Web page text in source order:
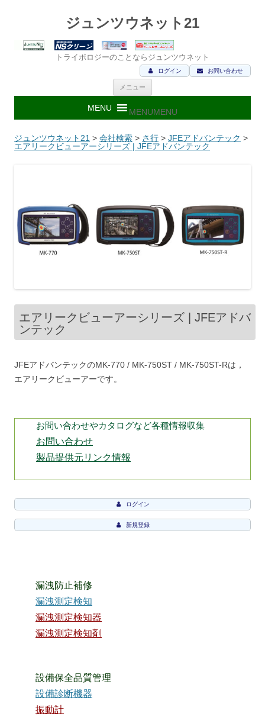
ジュンツウネット21
トライボロジーのことならジュンツウネット
お問い合わせ
ログイン
メニュー
ン
ツ
ス
キ
ッ
MENUMENU
ジュンツウネット21 > 会社検索 > さ行 > JFEアドバンテック >
エアリークビューアーシリーズ | JFEアドバンテック
エアリークビューアーシリーズ | JFEアドバ
ンテック
JFEアドバンテックのMK-770 / MK-750ST / MK-750ST-Rは，
エアリークビューアーです。
お問い合わせやカタログなど各種情報収集
お問い合わせ
製品提供元リンク情報
ログイン
新規登録
漏洩防止補修
漏洩測定検知
漏洩測定検知器
漏洩測定検知剤
設備保全品質管理
設備診断機器
振動計